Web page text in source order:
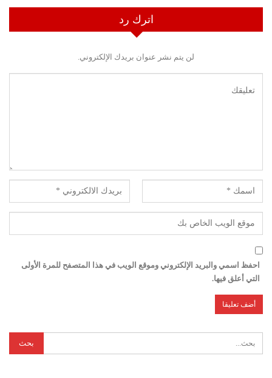
اترك رد
لن يتم نشر عنوان بريدك الإلكتروني.
احفظ اسمي والبريد الإلكتروني وموقع الويب في هذا المتصفح للمرة الأولى
التي أعلق فيها.